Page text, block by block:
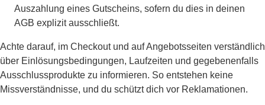
Auszahlung eines Gutscheins, sofern du dies in deinen
AGB explizit ausschließt.
Achte darauf, im Checkout und auf Angebotsseiten verständlich
über Einlösungsbedingungen, Laufzeiten und gegebenenfalls
Ausschlussprodukte zu informieren. So entstehen keine
Missverständnisse, und du schützt dich vor Reklamationen.